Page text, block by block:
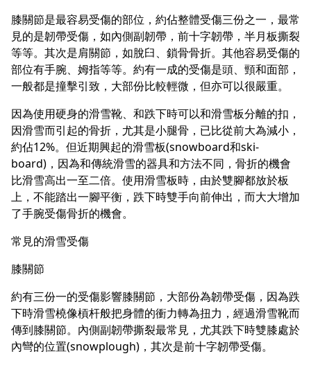
膝關節是最容易受傷的部位，約佔整體受傷三份之一，最常
見的是韌帶受傷，如內側副韌帶，前十字韌帶，半月板撕裂
等等。其次是肩關節，如脫臼、鎖骨骨折。其他容易受傷的
部位有手腕、姆指等等。約有一成的受傷是頭、頸和面部，
一般都是撞擊引致，大部份比較輕微，但亦可以很嚴重。
因為使用硬身的滑雪靴、和跌下時可以和滑雪板分離的扣，
因滑雪而引起的骨折，尤其是小腿骨，已比從前大為減小，
約佔12%。但近期興起的滑雪板(snowboard和ski-
board)，因為和傳統滑雪的器具和方法不同，骨折的機會
比滑雪高出一至二倍。使用滑雪板時，由於雙腳都放於板
上，不能踏出一腳平衡，跌下時雙手向前伸出，而大大增加
了手腕受傷骨折的機會。
常見的滑雪受傷
膝關節
約有三份一的受傷影響膝關節，大部份為韌帶受傷，因為跌
下時滑雪橈像槓杆般把身體的衝力轉為扭力，經過滑雪靴而
傳到膝關節。內側副韌帶撕裂最常見，尤其跌下時雙膝處於
內彎的位置(snowplough)，其次是前十字韌帶受傷。